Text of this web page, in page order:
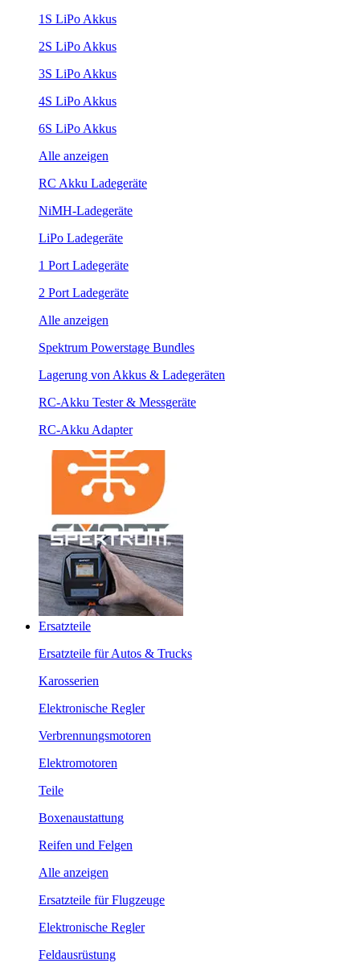
1S LiPo Akkus
2S LiPo Akkus
3S LiPo Akkus
4S LiPo Akkus
6S LiPo Akkus
Alle anzeigen
RC Akku Ladegeräte
NiMH-Ladegeräte
LiPo Ladegeräte
1 Port Ladegeräte
2 Port Ladegeräte
Alle anzeigen
Spektrum Powerstage Bundles
Lagerung von Akkus & Ladegeräten
RC-Akku Tester & Messgeräte
RC-Akku Adapter
Ersatzteile
Ersatzteile für Autos & Trucks
Karosserien
Elektronische Regler
Verbrennungsmotoren
Elektromotoren
Teile
Boxenaustattung
Reifen und Felgen
Alle anzeigen
Ersatzteile für Flugzeuge
Elektronische Regler
Feldausrüstung